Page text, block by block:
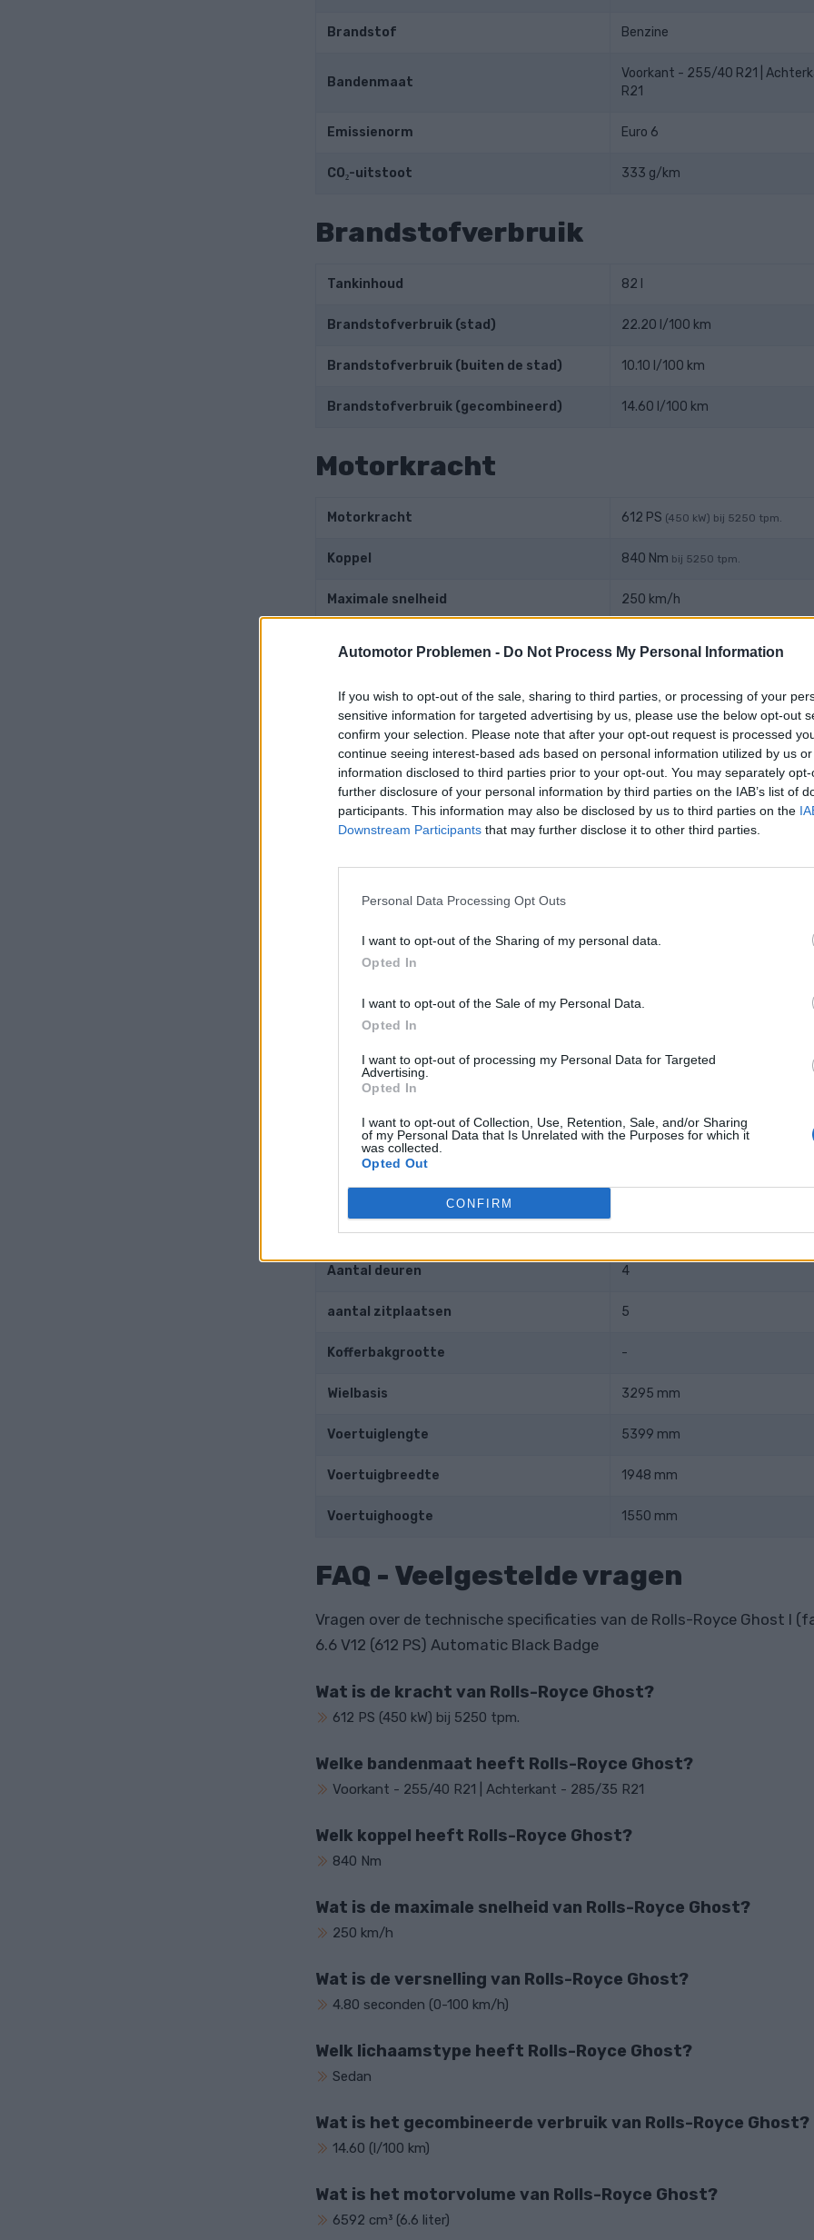
Automotor Problemen - Do Not Process My Personal Information
If you wish to opt-out of the sale, sharing to third parties, or processing of your
sensitive information for targeted advertising by us, please use the below opt-out
confirm your selection. Please note that after your opt-out request is processed
continue seeing interest-based ads based on personal information utilized by us
information disclosed to third parties prior to your opt-out. You may separately
further disclosure of your personal information by third parties on the IAB’s list of
participants. This information may also be disclosed by us to third parties on the
Downstream Participants that may further disclose it to other third parties.
Personal Data Processing Opt Outs
I want to opt-out of the Sharing of my personal data.
Opted In
I want to opt-out of the Sale of my Personal Data.
Opted In
I want to opt-out of processing my Personal Data for Targeted
Advertising.
Opted In
I want to opt-out of Collection, Use, Retention, Sale, and/or Sharing
of my Personal Data that Is Unrelated with the Purposes for which it
was collected.
Opted Out
CONFIRM
Brandstof Benzine
Bandenmaat
Voorkant - 255/40 R21 |
R21
Emissienorm Euro 6
CO₂-uitstoot 333 g/km
Brandstofverbruik
Tankinhoud 82 l
Brandstofverbruik (stad) 22.20 l/100 km
Brandstofverbruik (buiten de stad) 10.10 l/100 km
Brandstofverbruik (gecombineerd) 14.60 l/100 km
Motorkracht
Motorkracht 612 PS (450 kW) bij 5250 tpm.
Koppel 840 Nm bij 5250 tpm.
Maximale snelheid 250 km/h
Motor en transmissie
Motorpositie Voorkant, lengterichting
Drijfveer Achterwielaandrijving
aantal cilinders
Aantal kleppen per cilinder 4
Boring diameter
Zuigerslag
Compressieverhouding 10.00
Andere gegevens
Gewicht 2490 kg
Aantal deuren 4
aantal zitplaatsen 5
Kofferbakgrootte -
Wielbasis 3295 mm
Voertuiglengte 5399 mm
Voertuigbreedte 1948 mm
Voertuighoogte 1550 mm
FAQ - Veelgestelde vragen
Vragen over de technische specificaties van de Rolls-Royce Ghost I
6.6 V12 (612 PS) Automatic Black Badge
Wat is de kracht van Rolls-Royce Ghost?
612 PS (450 kW) bij 5250 tpm.
Welke bandenmaat heeft Rolls-Royce Ghost?
Voorkant - 255/40 R21 | Achterkant - 285/35 R21
Welk koppel heeft Rolls-Royce Ghost?
840 Nm
Wat is de maximale snelheid van Rolls-Royce Ghost?
250 km/h
Wat is de versnelling van Rolls-Royce Ghost?
4.80 seconden (0-100 km/h)
Welk lichaamstype heeft Rolls-Royce Ghost?
Sedan
Wat is het gecombineerde verbruik van Rolls-Royce Ghost?
14.60 (l/100 km)
Wat is het motorvolume van Rolls-Royce Ghost?
6592 cm³ (6.6 liter)